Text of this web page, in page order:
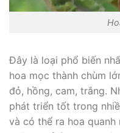
Đây là loại phổ biến
hoa mọc thành chùm
đỏ, hồng, cam, trắng.
phát triển tốt trong
và có thể ra hoa quanh